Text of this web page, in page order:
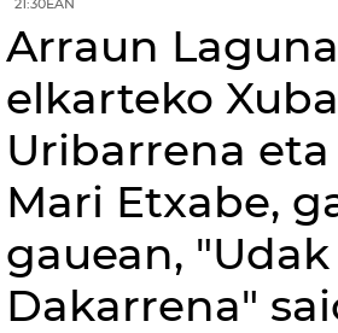
21:30EAN
Arraun
elkarteko
Uribarrena eta
Mari Etxabe,
gauean, "Udak
Dakarrena"